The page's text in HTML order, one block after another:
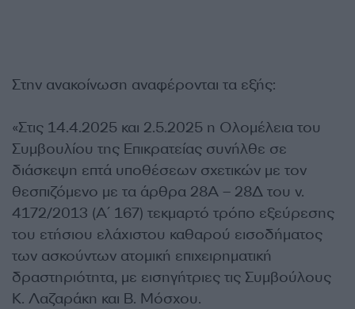
Στην ανακοίνωση αναφέρονται τα εξής:
«Στις 14.4.2025 και 2.5.2025 η Ολομέλεια του
Συμβουλίου της Επικρατείας συνήλθε σε
διάσκεψη επτά υποθέσεων σχετικών με τον
θεσπιζόμενο με τα άρθρα 28Α – 28Δ του ν.
4172/2013 (Α΄ 167) τεκμαρτό τρόπο εξεύρεσης
του ετήσιου ελάχιστου καθαρού εισοδήματος
των ασκούντων ατομική επιχειρηματική
δραστηριότητα, με εισηγήτριες τις Συμβούλους
Κ. Λαζαράκη και Β. Μόσχου.